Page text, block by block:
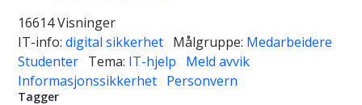
16614 Visninger
IT-info: digital sikkerhet Målgruppe: Medarbeidere
Studenter Tema: IT-hjelp
Meld avvik
Informasjonssikkerhet Personvern
Tagger